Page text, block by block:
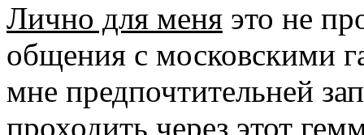
Лично для меня это не
общения с московскими
мне предпочтительней
проходить через этот